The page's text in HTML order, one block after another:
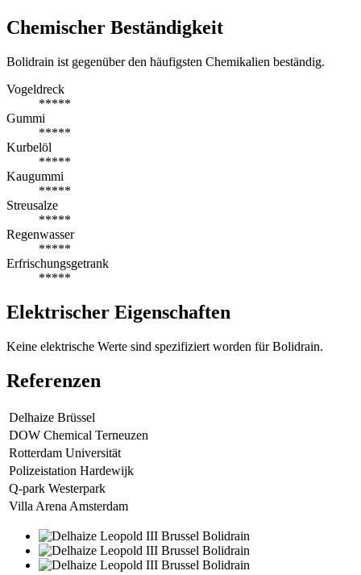
Chemischer Beständigkeit
Bolidrain ist gegenüber den häufigsten Chemikalien beständig.
Vogeldreck
*****
Gummi
*****
Kurbelöl
*****
Kaugummi
*****
Streusalze
*****
Regenwasser
*****
Erfrischungsgetrank
*****
Elektrischer Eigenschaften
Keine elektrische Werte sind spezifiziert worden für Bolidrain.
Referenzen
Delhaize Brüssel
DOW Chemical Terneuzen
Rotterdam Universität
Polizeistation Hardewijk
Q-park Westerpark
Villa Arena Amsterdam